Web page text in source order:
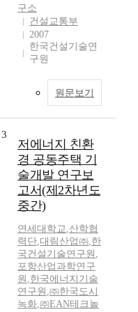
구소
건설교통부
2007
한국건설기술연
구원
원문보기
3
저에너지 친환
경 공동주택 기
술개발 연구보
고서(제2차년도
중간)
연세대학교,산학협
력단,대림산업㈜,한
국건설기술연구원 ,
포항산업과학연구
원 ,한국에너지기술
연구원 ,㈜한국도시
녹화,㈜EAN테크놀